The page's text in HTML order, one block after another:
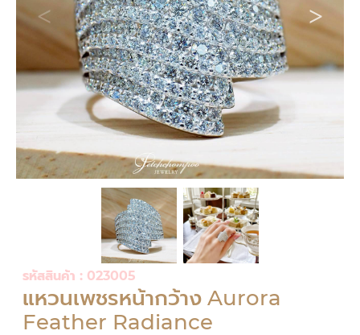
รหัสสินค้า : 023005
แหวนเพชรหน้ากว้าง Aurora
Feather Radiance